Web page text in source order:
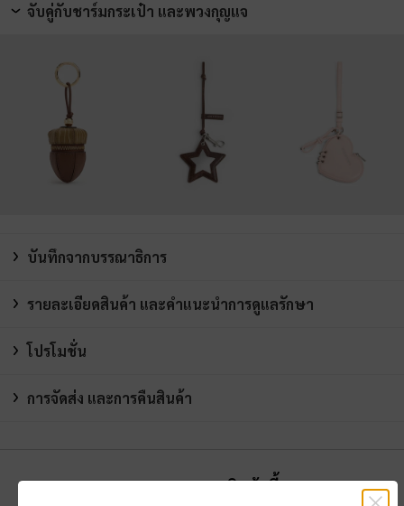
จับคู่กับชาร์มกระเป๋า และพวงกุญแจ
บันทึกจากบรรณาธิการ
รายละเอียดสินค้า และคำแนะนำการดูแลรักษา
โปรโมชั่น
การจัดส่ง และการคืนสินค้า
คุณอาจจะชอบสินค้านี้